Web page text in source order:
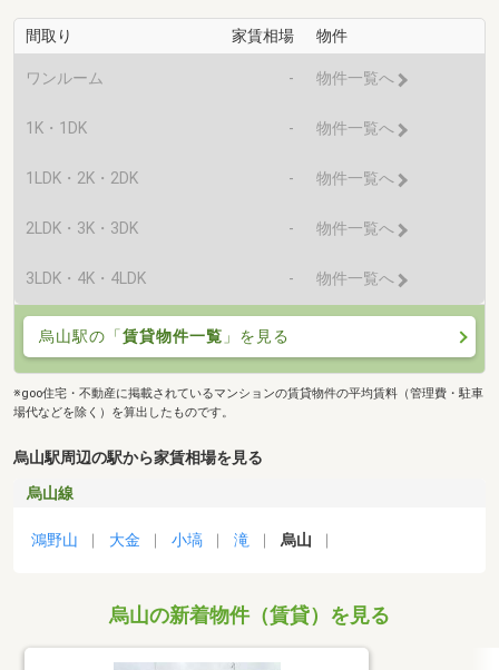
間取り 家賃相場 物件
ワンルーム - 物件一覧へ
1K・1DK - 物件一覧へ
1LDK・2K・2DK - 物件一覧へ
2LDK・3K・3DK - 物件一覧へ
3LDK・4K・4LDK - 物件一覧へ
烏山駅の「賃貸物件一覧 」を見る
※goo住宅・不動産に掲載されているマンションの賃貸物件の平均賃料（管理費・駐車
場代などを除く）を算出したものです。
烏山駅周辺の駅から家賃相場を見る
烏山線
鴻野山 大金 小塙 滝 烏山
烏山の新着物件（賃貸）を見る